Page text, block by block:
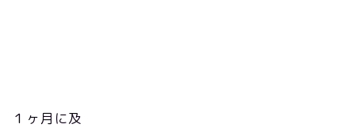
１ヶ月に及